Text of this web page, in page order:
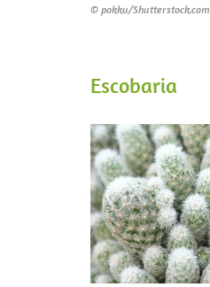
© pokku/Shutterstock.com
Escobaria